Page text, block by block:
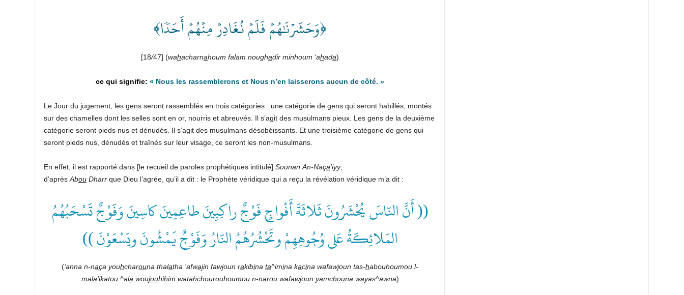
﴿وَحَشَرۡنَٰهُمۡ فَلَمۡ نُغَادِرۡ مِنۡهُمۡ أَحَدٗا﴾
[18/47] (wahacharnahoum falam noughadir minhoum ‘ahada)
« Nous les rassemblerons et Nous n’en laisserons aucun de côté. »
Le Jour du jugement, les gens seront rassemblés en trois catégories : une catégorie de gens qui seront habillés, montés
sur des chamelles dont les selles sont en or, nourris et abreuvés. Il s’agit des musulmans pieux. Les gens de la deuxième
catégorie seront pieds nus et dénudés. Il s’agit des musulmans désobéissants. Et une troisième catégorie de gens qui
seront pieds nus, dénudés et traînés sur leur visage, ce seront les non-musulmans.
En effet, il est rapporté dans [le recueil de paroles prophétiques intitulé] Sounan An-Naça’iyy,
d’après AbouDharrque Dieu l’agrée, qu’il a dit : le Prophète véridique qui a reçu la révélation véridique m’a dit :
(( أَنَّ النّاسَ يُحْشَرُونَ ثَلاثَةَ أَفْواجٍ فَوْجٌ راكِبِينَ طاعِمِينَ كاسِينَ وَفَوْجٌ تَسْحَبُهُمُ
المَلائِكَةُ عَلى وُجُوهِهِمْ وتَحْشُرُهُمُ النّارُ وَفَوْجٌ يَمْشُونَ ويَسْعَوْنَ ))
(‘anna n-naça youhcharouna thalatha ‘afwajin fawjoun rakibina ta^imina kacina wafawjoun tas-habouhoumou l-
mala’ikatou ^ala woujouhihim watahchourouhoumou n-narou wafawjoun yamchouna wayas^awna)